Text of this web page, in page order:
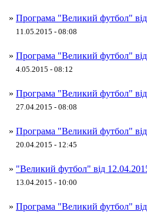
» Програма "Великий футбол"
11.05.2015 - 08:08
» Програма "Великий футбол"
4.05.2015 - 08:12
» Програма "Великий футбол"
27.04.2015 - 08:08
» Програма "Великий футбол"
20.04.2015 - 12:45
» "Великий футбол" від
13.04.2015 - 10:00
» Програма "Великий футбол"